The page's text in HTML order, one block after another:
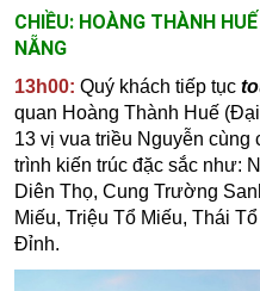
CHIỀU: HOÀNG THÀNH
NẴNG
13h00: Quý khách tiếp tục
quan Hoàng Thành Huế
13 vị vua triều Nguyễn cùng
trình kiến trúc đặc sắc như:
Diên Thọ,Cung Trường
Miếu,Triệu Tổ Miếu,Thái
Đỉnh.